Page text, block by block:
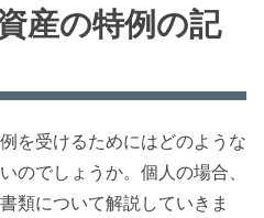
産の特例の記
を受けるためにはどのような
のでしょうか。個人の場合、
類について解説していきま